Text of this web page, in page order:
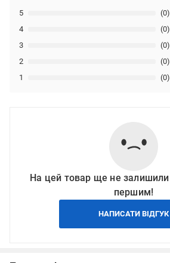
1 (0)
2 (0)
3 (0)
4 (0)
5 (0)
На цей товар ще не залишили
першим!
НАПИСАТИ ВІДГУК